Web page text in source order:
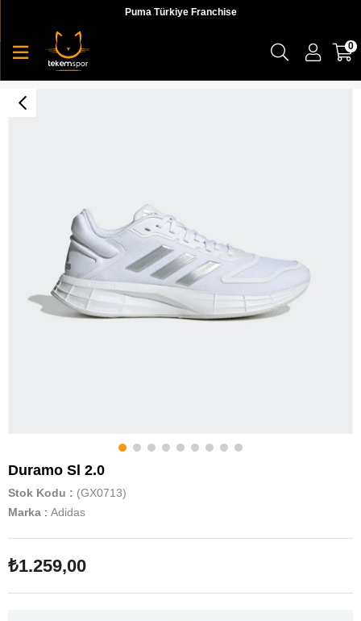
Puma Türkiye Franchise
0
Duramo Sl 2.0
Stok Kodu
(GX0713)
Marka : Adidas
₺1.259,00